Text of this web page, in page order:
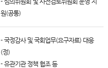
원(공통)
- 국정감사 및 국회업무(요구자료) 대응
(정)
- 유관기관 정책 협조 등